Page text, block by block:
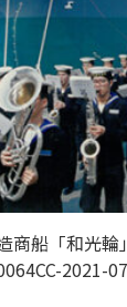
商船「和光輪
2021-